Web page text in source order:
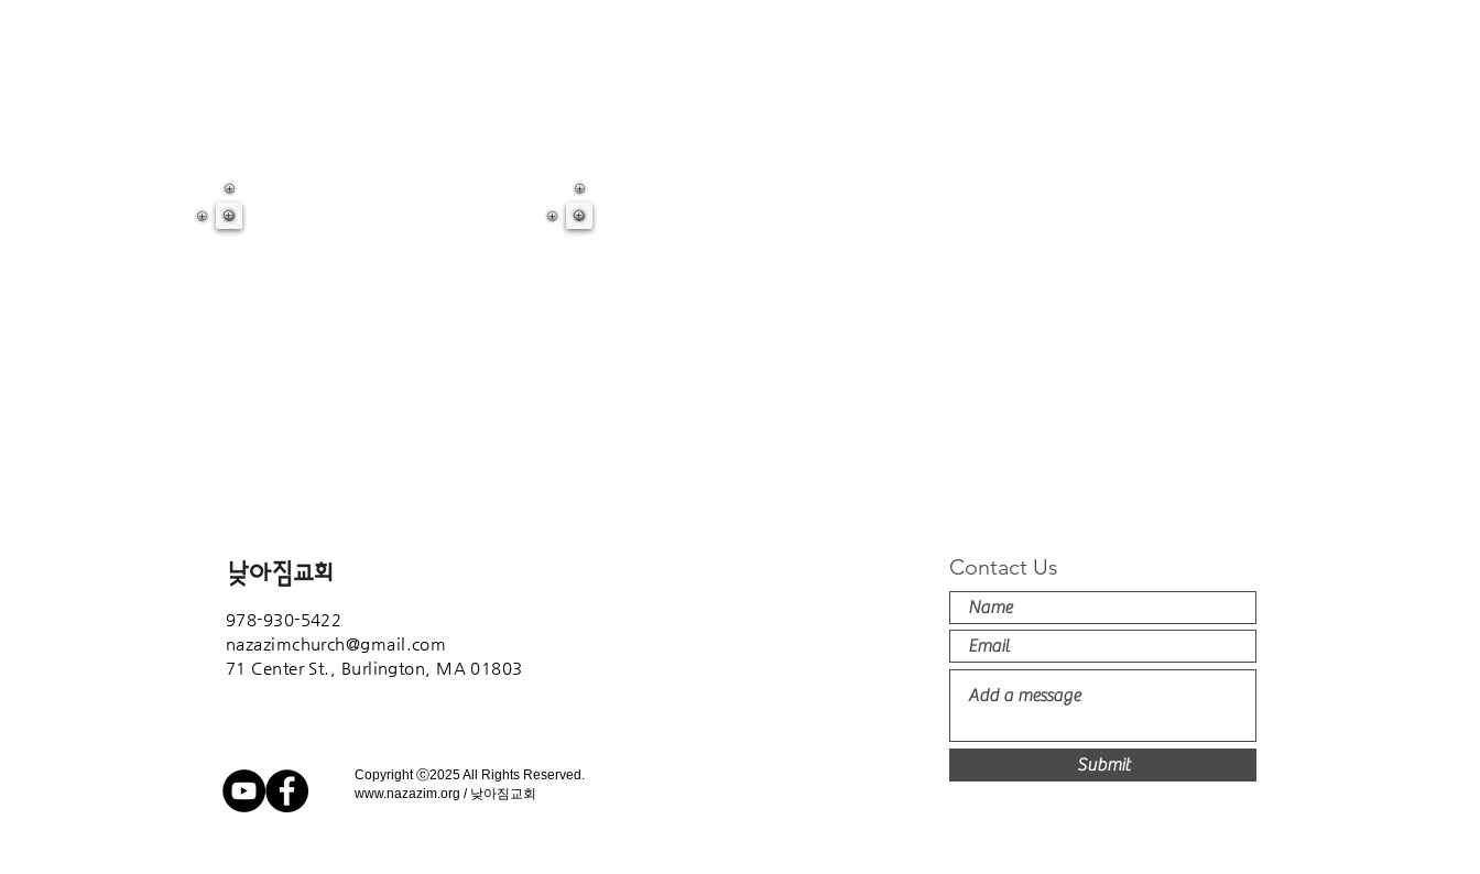
978-930-5422
nazazimchurch@gmail.com
71 Center St., Burlington, MA 01803
Copyright ⓒ2025 All Rights Reserved.
www.nazazim.org / 낮아짐교회
Contact Us
Submit